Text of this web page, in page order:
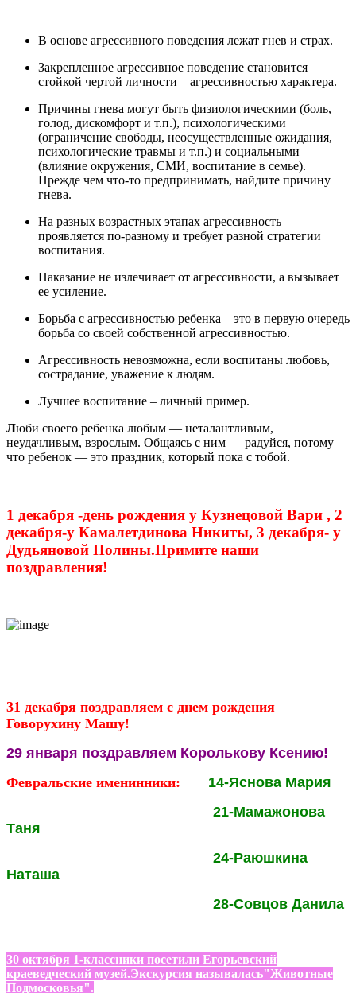
В основе агрессивного поведения лежат гнев и страх.
Закрепленное агрессивное поведение становится
стойкой чертой личности – агрессивностью характера.
Причины гнева могут быть физиологическими (боль,
голод, дискомфорт и т.п.), психологическими
(ограничение свободы, неосуществленные ожидания,
психологические травмы и т.п.) и социальными
(влияние окружения, СМИ, воспитание в семье).
Прежде чем что-то предпринимать, найдите причину
гнева.
На разных возрастных этапах агрессивность
проявляется по-разному и требует разной стратегии
воспитания.
Наказание не излечивает от агрессивности, а вызывает
ее усиление.
Борьба с агрессивностью ребенка – это в первую очередь
борьба со своей собственной агрессивностью.
Агрессивность невозможна, если воспитаны любовь,
сострадание, уважение к людям.
Лучшее воспитание – личный пример.
Люби своего ребенка любым — неталантливым,
неудачливым, взрослым. Общаясь с ним — радуйся, потому
что ребенок — это праздник, который пока с тобой.
1 декабря -день рождения у Кузнецовой Вари , 2
декабря-у Камалетдинова Никиты, 3 декабря- у
Дудьяновой Полины.Примите наши
поздравления!
31 декабря поздравляем с днем рождения
Говорухину Машу!
29 января поздравляем Королькову Ксению!
Февральские именинники: 14-Яснова Мария
21-Мамажонова
Таня
24-Раюшкина
Наташа
28-Совцов Данила
30 октября 1-классники посетили Егорьевский
краеведческий музей.Экскурсия называлась"Животные
Подмосковья".